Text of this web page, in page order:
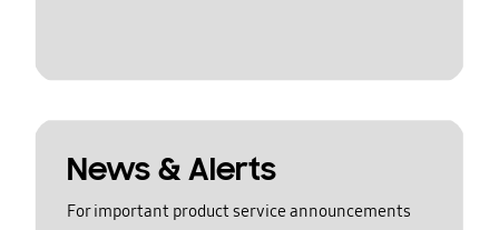
News & Alerts
For important product service announcements